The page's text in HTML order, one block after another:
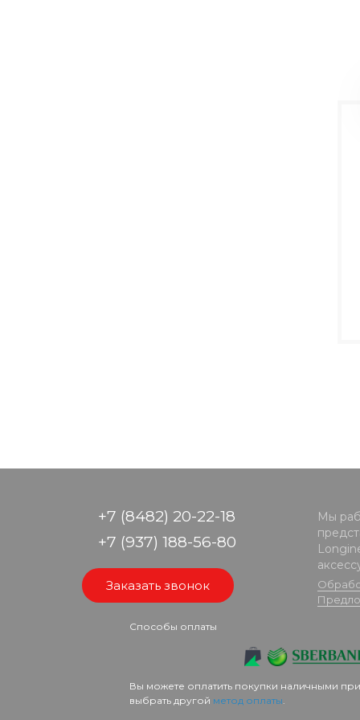
+7 (8482) 20-22-18
+7 (937) 188-56-80
Заказать звонок
Мы
Способы оплаты
Вы можете оплатить покупки наличными
выбрать другой метод оплаты.